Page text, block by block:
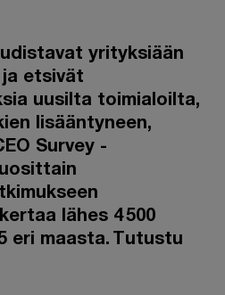
yrityksiään
etsivät
uusilta toimialoilta,
lisääntyneen,
Survey -
lähes 4 500
eri maasta. Tutustu